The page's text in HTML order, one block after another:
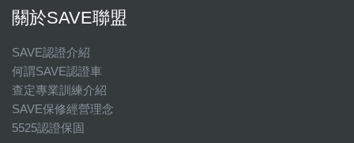
關於SAVE聯盟
SAVE認證介紹
何謂SAVE認證車
查定專業訓練介紹
SAVE保修經營理念
5525認證保固